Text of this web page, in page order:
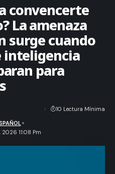
convencerte
La amenaza
surge cuando
inteligencia
para
11:08 Pm
10 Lectura Mínima